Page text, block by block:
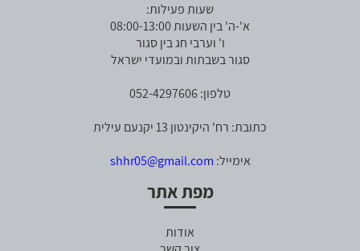
שעות פעילות:
א'-ה' בין השעות 08:00-13:00
ו' וערבי חג בין סגור
סגור בשבתות ובמועדי ישראל
טלפון: 052-4297606
כתובת: רח' היקינטון 13 יקנעם עילית
אימייל: shhr05@gmail.com
מפת אתר
אודות